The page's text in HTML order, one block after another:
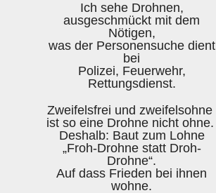
Ich sehe Drohnen,
ausgeschmückt mit dem
Nötigen,
was der Personensuche dient
bei
Polizei, Feuerwehr,
Rettungsdienst.
Zweifelsfrei und zweifelsohne
ist so eine Drohne nicht ohne.
Deshalb: Baut zum Lohne
„Froh-Drohne statt Droh-
Drohne“.
Auf dass Frieden bei ihnen
wohne.